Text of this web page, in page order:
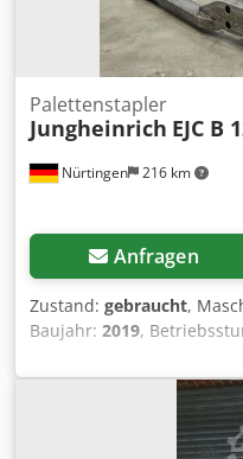
Nürtingen 216 km
Palettenstapler
Jungheinrich EJC B
Anfragen
Zustand: gebraucht,
Baujahr: 2019,
,
Kraftstofftyp:elektrisch,
, Batteriespannung:
1’062 kg,
90589370 Batteriedaten: